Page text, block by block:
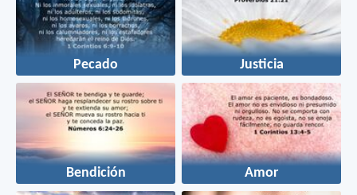
Pecado Justicia
Bendición Amor